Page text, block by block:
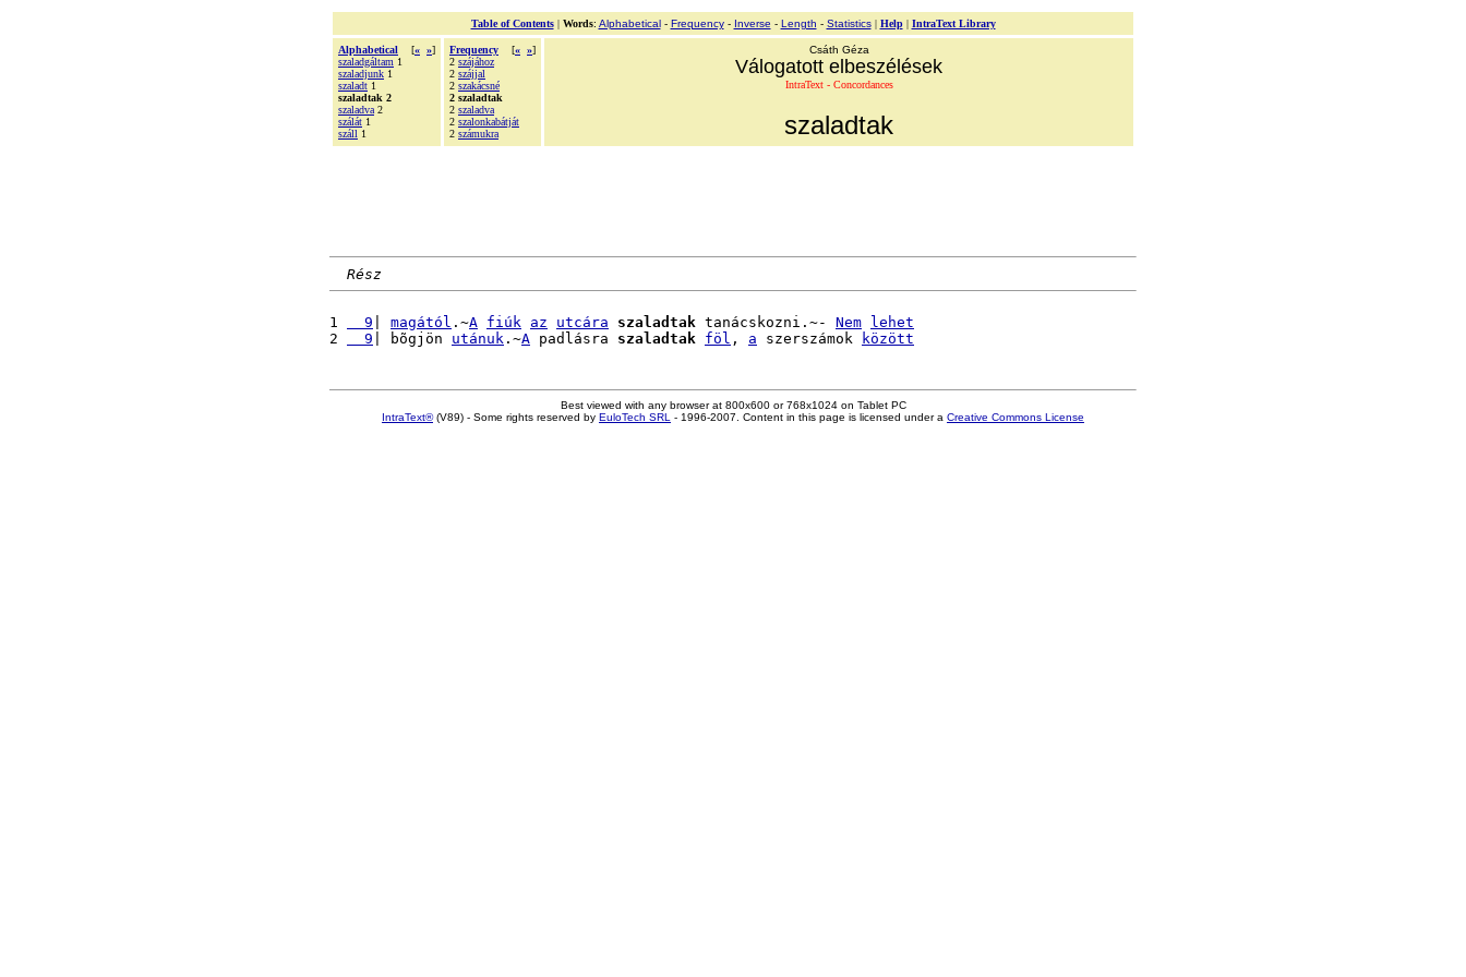
Table of Contents| Words: Alphabetical- Frequency- Inverse - Length - Statistics| Help| IntraText Library
Alphabetical [« »]
szaladgáltam 1
szaladjunk 1
szaladt 1
szaladtak 2
szaladva 2
szálát 1
száll 1
Frequency [« »]
2 szájához
2 szájjal
2 szakácsné
2 szaladtak
2 szaladva
2 szalonkabátját
2 számukra
Csáth Géza
Válogatott elbeszélések
IntraText - Concordances
szaladtak
Rész
1
  9
magától .~A fiúk az utcára szaladtak tanácskozni.~- Nem
lehet
2
  9
| bõgjön utánuk .~A padlásra szaladtak föl , a szerszámok között
Best viewed with any browser at 800x600 or 768x1024 on Tablet PC
IntraText®(V89) - Some rights reserved by EuloTech SRL - 1996-2007. Content in this page is licensed under a Creative Commons License